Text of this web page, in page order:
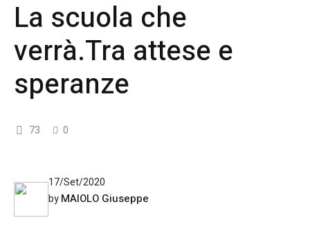
La scuola che
verrà.Tra attese e
speranze
73 0
17/Set/2020
byMAIOLO Giuseppe